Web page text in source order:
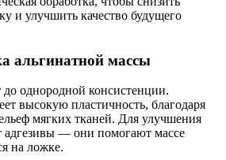
и улучшить качество будущего
альгинатной массы
однородной консистенции.
высокую пластичность, благодаря
мягких тканей. Для улучшения
адгезивы — они помогают массе
на ложке.